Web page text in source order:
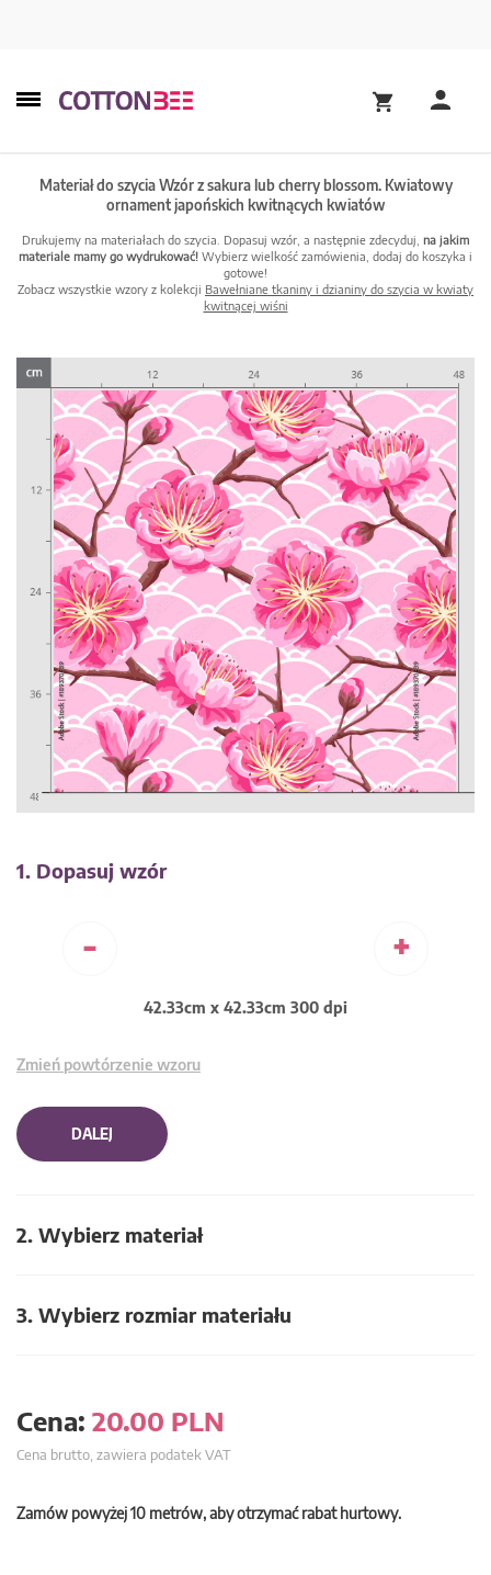
Materiał do szycia Wzór z sakura lub cherry blossom. Kwiatowy
ornament japońskich kwitnących kwiatów
Drukujemy na materiałach do szycia. Dopasuj wzór, a następnie zdecyduj, na jakim
materiale mamy go wydrukować! Wybierz wielkość zamówienia, dodaj do koszyka i
gotowe!
Zobacz wszystkie wzory z kolekcji Bawełniane tkaniny i dzianiny do szycia w kwiaty
kwitnącej wiśni
1. Dopasuj wzór
- +
42.33cm x 42.33cm 300 dpi
Zmień powtórzenie wzoru
DALEJ
2. Wybierz materiał
3. Wybierz rozmiar materiału
Cena: 20.00 PLN
Cena brutto, zawiera podatek VAT
Zamów powyżej 10 metrów, aby otrzymać rabat hurtowy.